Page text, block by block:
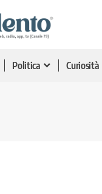
Politica Curiosità